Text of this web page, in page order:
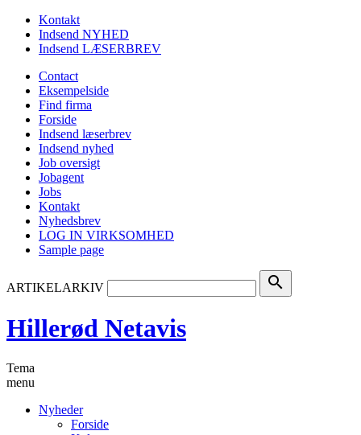
Kontakt
Indsend NYHED
Indsend LÆSERBREV
Contact
Eksempelside
Find firma
Forside
Indsend læserbrev
Indsend nyhed
Job oversigt
Jobagent
Jobs
Kontakt
Nyhedsbrev
LOG IN VIRKSOMHED
Sample page
ARTIKELARKIV search
Hillerød Netavis
Tema
menu
Nyheder
Forside